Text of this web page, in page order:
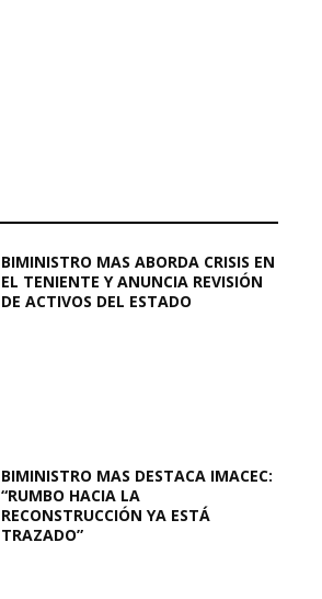
BIMINISTRO MAS ABORDA CRISIS EN
EL TENIENTE Y ANUNCIA REVISIÓN
DE ACTIVOS DEL ESTADO
BIMINISTRO MAS DESTACA IMACEC:
“RUMBO HACIA LA
RECONSTRUCCIÓN YA ESTÁ
TRAZADO”